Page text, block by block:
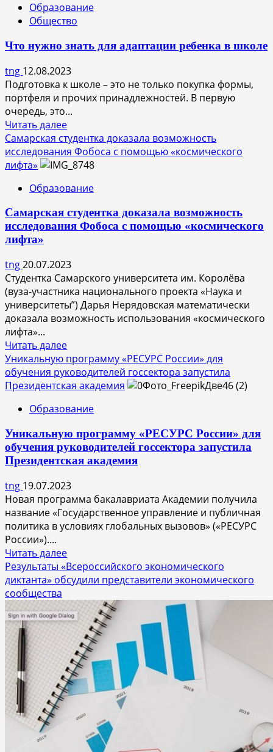
России
снова
Экономический
диктант
–
поддержку
оказывает
Фонд
Юрия
Лужкова
Образование
Общество
Что нужно знать для адаптации ребенка в школе
tng 12.08.2023
Подготовка к школе – это не только покупка формы,
портфеля и прочих принадлежностей. В первую
очередь, это...
Читать далееПрочитать
больше
о
Что
знать
адаптации
ребенка
школе
Самарская студентка доказала возможность
исследования Фобоса с помощью «космического
лифта»
Образование
Самарская студентка доказала возможность
исследования Фобоса с помощью «космического
лифта»
tng20.07.2023
Студентка Самарского университета им. Королёва
(вуза-участника национального проекта «Наука и
университеты”) Дарья Нерядовская математически
доказала возможность использования «космического
лифта»...
Читать далееПрочитать
больше
о
Самарская
доказала
исследования
Фобоса
с
помощью
«космического
лифта»
Уникальную программу «РЕСУРС России» для
обучения руководителей госсектора запустила
Президентская академия
Образование
Уникальную программу «РЕСУРС России» для
обучения руководителей госсектора запустила
Президентская академия
tng 19.07.2023
Новая программа бакалавриата Академии получила
название «Государственное управление и публичная
политика в условиях глобальных вызовов» («РЕСУРС
России»)....
Читать далееПрочитать
больше
о
программу
«РЕСУРС
России»
для
обучения
руководителей
госсектора
запустила
Президентская
академия
Результаты «Всероссийского экономического
диктанта» обсудили представители экономического
сообщества